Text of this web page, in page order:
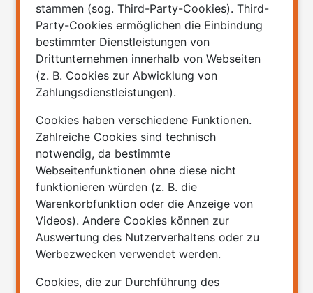
stammen (sog. Third-Party-Cookies). Third-
Party-Cookies ermöglichen die Einbindung
bestimmter Dienstleistungen von
Drittunternehmen innerhalb von Webseiten
(z. B. Cookies zur Abwicklung von
Zahlungsdienstleistungen).
Cookies haben verschiedene Funktionen.
Zahlreiche Cookies sind technisch
notwendig, da bestimmte
Webseitenfunktionen ohne diese nicht
funktionieren würden (z. B. die
Warenkorbfunktion oder die Anzeige von
Videos). Andere Cookies können zur
Auswertung des Nutzerverhaltens oder zu
Werbezwecken verwendet werden.
Cookies, die zur Durchführung des